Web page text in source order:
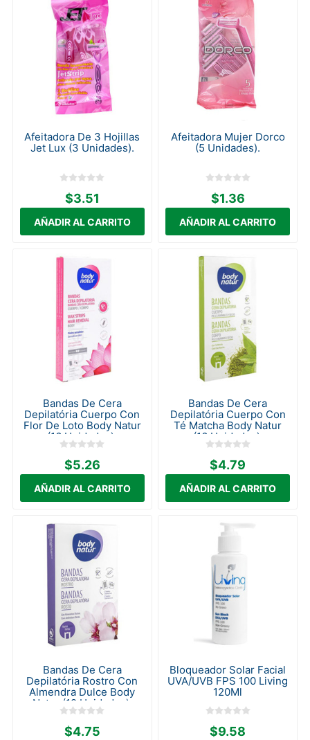
Afeitadora De 3 Hojillas
Jet Lux (3 Unidades).
$3.51
Afeitadora Mujer Dorco
(5 Unidades).
$1.36
Bandas De Cera
Depilatória Cuerpo Con
Flor De Loto Body Natur
(16 Unidades).
$5.26
Bandas De Cera
Depilatória Cuerpo Con
Té Matcha Body Natur
(16 Unidades).
$4.79
Bandas De Cera
Depilatória Rostro Con
Almendra Dulce Body
Natur (12 Unidades).
$4.75
Bloqueador Solar Facial
UVA/UVB FPS 100 Living
120Ml
$9.58